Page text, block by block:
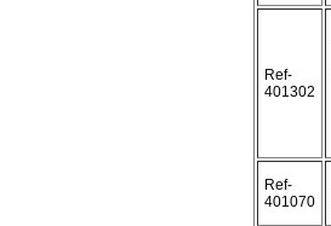
Ref-
401302
Ref-
401070